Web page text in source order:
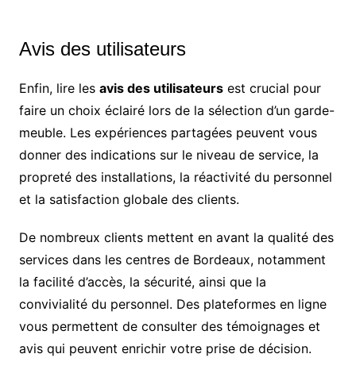
Avis des utilisateurs
Enfin, lire les avis des utilisateursest crucial pour
faire un choix éclairé lors de la sélection d’un garde-
meuble. Les expériences partagées peuvent vous
donner des indications sur le niveau de service, la
propreté des installations, la réactivité du personnel
et la satisfaction globale des clients.
De nombreux clients mettent en avant la qualité des
services dans les centres de Bordeaux, notamment
la facilité d’accès, la sécurité, ainsi que la
convivialité du personnel. Des plateformes en ligne
vous permettent de consulter des témoignages et
avis qui peuvent enrichir votre prise de décision.